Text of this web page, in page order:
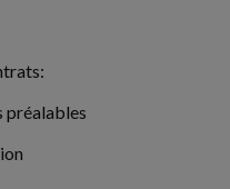
préalables